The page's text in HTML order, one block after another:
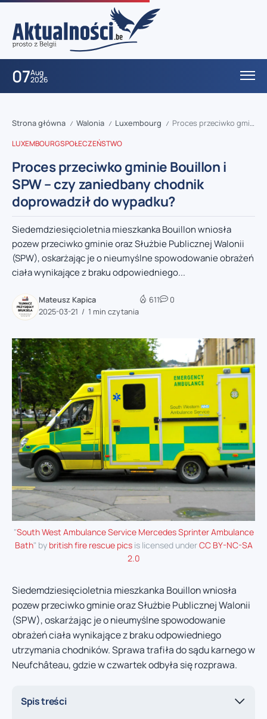
07Aug
2026
Strona główna / Walonia / Luxembourg / Proces przeciwko gminie Bouillon i SPW – czy zaniedbany chodnik doprowadził do wypadku?
LUXEMBOURGSPOŁECZEŃSTWO
Proces przeciwko gminie Bouillon i
SPW – czy zaniedbany chodnik
doprowadził do wypadku?
Siedemdziesięcioletnia mieszkanka Bouillon wniosła
pozew przeciwko gminie oraz Służbie Publicznej Walonii
(SPW), oskarżając je o nieumyślne spowodowanie obrażeń
ciała wynikające z braku odpowiedniego...
Mateusz Kapica
2025-03-21
1 min czytania
611 0
"South West Ambulance Service Mercedes Sprinter Ambulance
Bath" by british fire rescue picsis licensed underCC BY-NC-SA
2.0
Siedemdziesięcioletnia mieszkanka Bouillon wniosła
pozew przeciwko gminie oraz Służbie Publicznej Walonii
(SPW), oskarżając je o nieumyślne spowodowanie
obrażeń ciała wynikające z braku odpowiedniego
utrzymania chodników. Sprawa trafiła do sądu karnego w
Neufchâteau, gdzie w czwartek odbyła się rozprawa.
Spis treści